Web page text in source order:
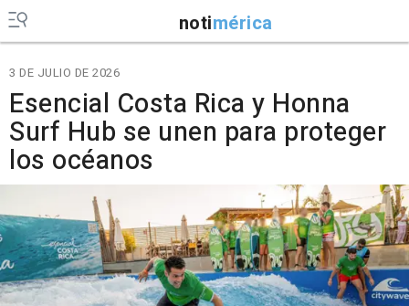
notimérica
3 DE JULIO DE 2026
Esencial Costa Rica y Honna
Surf Hub se unen para proteger
los océanos